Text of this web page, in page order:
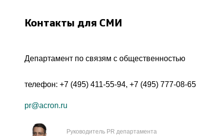
Контакты для СМИ
Департамент по связям с общественностью
телефон: +7 (495) 411-55-94, +7 (495) 777-08-65
pr@acron.ru
Руководитель PR департамента